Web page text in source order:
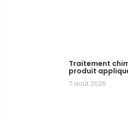
Traitement
produit
7 août 2026